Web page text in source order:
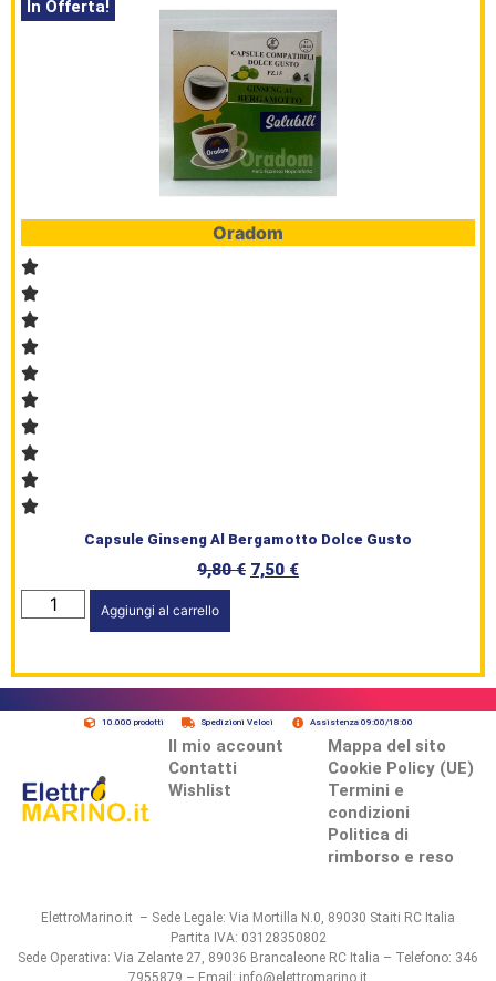
In Offerta!
Oradom
Capsule Ginseng Al Bergamotto Dolce Gusto
9,80€ 7,50 €
Aggiungi al carrello
10.000 prodotti Spedizioni Veloci Assistenza 09:00/18:00
Il mio account
Contatti
Wishlist
Mappa del sito
Cookie Policy (UE)
Termini e
condizioni
Politica di
rimborso e reso
ElettroMarino.it – Sede Legale: Via Mortilla N.0, 89030 Staiti RC Italia
Partita IVA: 03128350802
Sede Operativa: Via Zelante 27, 89036 Brancaleone RC Italia – Telefono: 346
7955879 – Email: info@elettromarino.it